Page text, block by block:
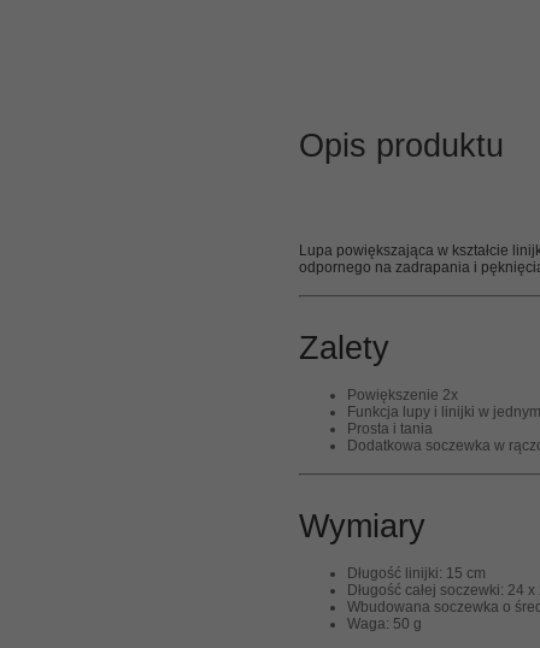
Opis produktu
Lupa powiększająca w kształcie
odpornego na zadrapania i
Zalety
Powiększenie 2x
Funkcja lupy i linijki w jednym
Prosta i tania
Dodatkowa soczewka w
Wymiary
Długość linijki: 15 cm
Długość całej soczewki: 24
Wbudowana soczewka o
Waga: 50 g